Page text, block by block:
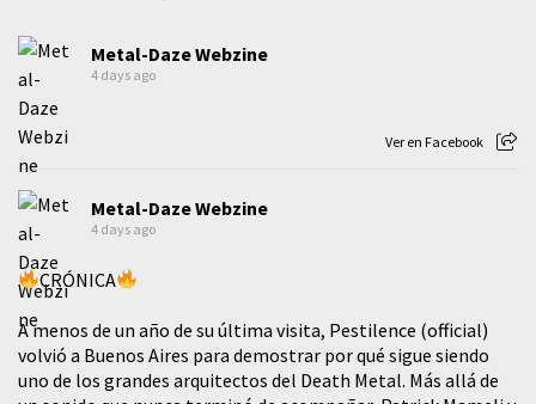
Metal-Daze Webzine
4 days ago
Ver en Facebook
Metal-Daze Webzine
4 days ago
CRÓNICA
A menos de un año de su última visita, Pestilence (official)
volvió a Buenos Aires para demostrar por qué sigue siendo
uno de los grandes arquitectos del Death Metal. Más allá de